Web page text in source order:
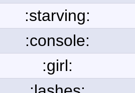
:starving:
:console:
:girl: